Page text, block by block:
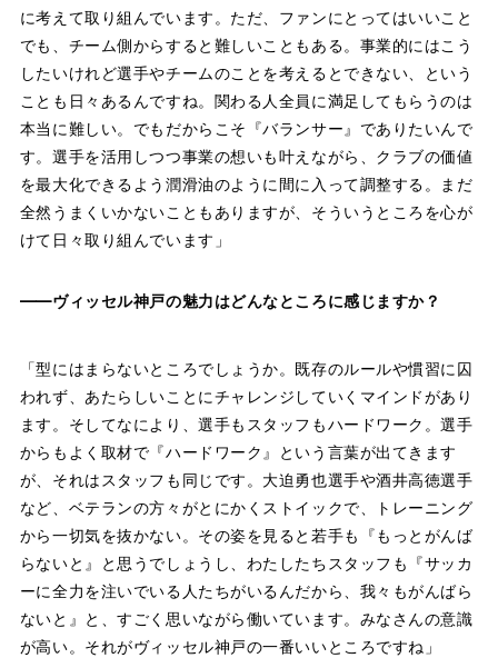
に考えて取り組んでいます。ただ、ファンにとってはいいこと
でも、チーム側からすると難しいこともある。事業的にはこう
したいけれど選手やチームのことを考えるとできない、という
ことも日々あるんですね。関わる人全員に満足してもらうのは
本当に難しい。でもだからこそ『バランサー』でありたいんで
す。選手を活用しつつ事業の想いも叶えながら、クラブの価値
を最大化できるよう潤滑油のように間に入って調整する。まだ
全然うまくいかないこともありますが、そういうところを心が
けて日々取り組んでいます」
——ヴィッセル神戸の魅力はどんなところに感じますか？
「型にはまらないところでしょうか。既存のルールや慣習に囚
われず、あたらしいことにチャレンジしていくマインドがあり
ます。そしてなにより、選手もスタッフもハードワーク。選手
からもよく取材で『ハードワーク』という言葉が出てきます
が、それはスタッフも同じです。大迫勇也選手や酒井高徳選手
など、ベテランの方々がとにかくストイックで、トレーニング
から一切気を抜かない。その姿を見ると若手も『もっとがんば
らないと』と思うでしょうし、わたしたちスタッフも『サッカ
ーに全力を注いでいる人たちがいるんだから、我々もがんばら
ないと』と、すごく思いながら働いています。みなさんの意識
が高い。それがヴィッセル神戸の一番いいところですね」